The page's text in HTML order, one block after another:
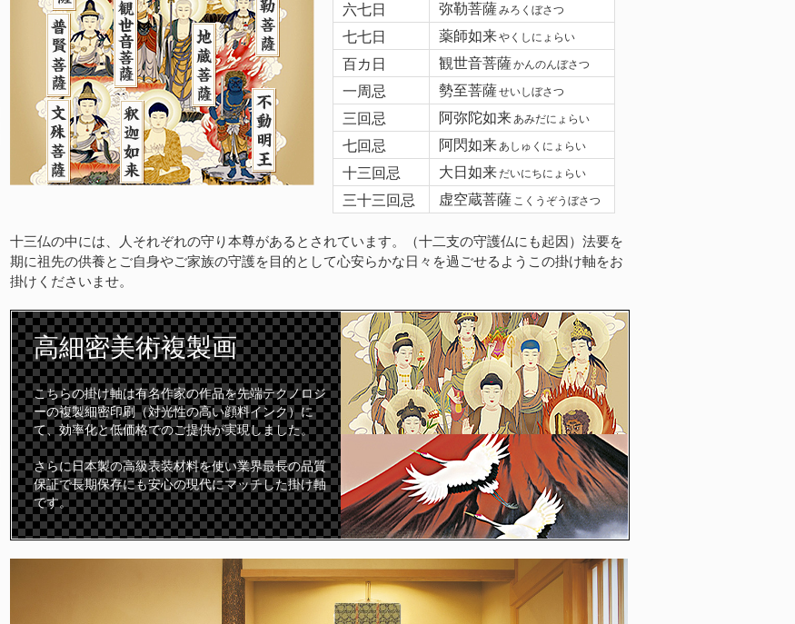
六七日 弥勒菩薩みろくぼさつ
七七日 薬師如来やくしにょらい
百カ日 観世音菩薩かんのんぼさつ
一周忌 勢至菩薩せいしぼさつ
三回忌 阿弥陀如来あみだにょらい
七回忌 阿閃如来あしゅくにょらい
十三回忌 大日如来だいにちにょらい
三十三回忌 虚空蔵菩薩 こくうぞうぼさつ
十三仏の中には、人それぞれの守り本尊があるとされています。（十二支の守護仏にも起因）法要を
期に祖先の供養とご自身やご家族の守護を目的として心安らかな日々を過ごせるようこの掛け軸をお
掛けくださいませ。
高細密美術複製画
こちらの掛け軸は有名作家の作品を先端テクノロジ
ーの複製細密印刷（対光性の高い顔料インク）に
て、効率化と低価格でのご提供が実現しました。
さらに日本製の高級表装材料を使い業界最長の品質
保証で長期保存にも安心の現代にマッチした掛け軸
です。